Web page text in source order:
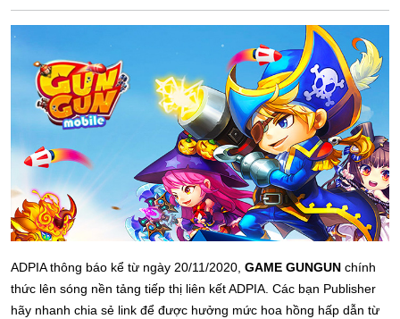
ADPIA thông báo kể từ ngày 20/11/2020, GAME GUNGUN chính
thức lên sóng nền tảng tiếp thị liên kết ADPIA. Các bạn Publisher
hãy nhanh chia sẻ link để được hưởng mức hoa hồng hấp dẫn từ